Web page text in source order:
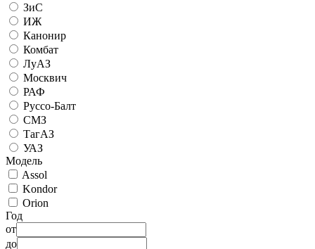
ЗиС
ИЖ
Канонир
Комбат
ЛуАЗ
Москвич
РАФ
Руссо-Балт
СМЗ
ТагАЗ
УАЗ
Модель
Assol
Kondor
Orion
Год
от
до